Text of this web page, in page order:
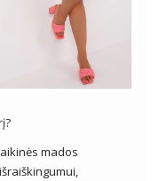
mados